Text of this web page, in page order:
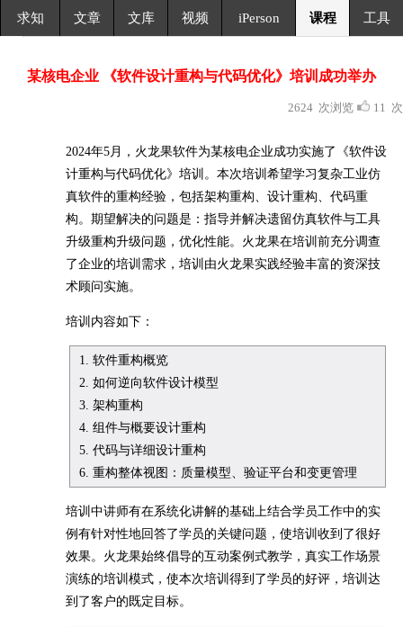
求知 文章 文库 视频 iPerson 课程 工具
某核电企业 《软件设计重构与代码优化》 培训成功举办
2624 次浏览 11 次
2024年5月，火龙果软件为某核电企业成功实施了《软件设
计重构与代码优化》培训。本次培训希望学习复杂工业仿
真软件的重构经验，包括架构重构、设计重构、代码重
构。期望解决的问题是：指导并解决遗留仿真软件与工具
升级重构升级问题，优化性能。火龙果在培训前充分调查
了企业的培训需求，培训由火龙果实践经验丰富的资深技
术顾问实施。
培训内容如下：
1. 软件重构概览
2. 如何逆向软件设计模型
3. 架构重构
4. 组件与概要设计重构
5. 代码与详细设计重构
6. 重构整体视图：质量模型、验证平台和变更管理
培训中讲师有在系统化讲解的基础上结合学员工作中的实
例有针对性地回答了学员的关键问题，使培训收到了很好
效果。火龙果始终倡导的互动案例式教学，真实工作场景
演练的培训模式，使本次培训得到了学员的好评，培训达
到了客户的既定目标。